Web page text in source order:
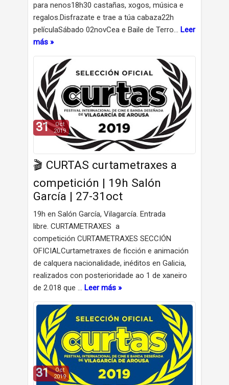
para nenos18h30 castañas, xogos, música e
regalos.Disfrazate e trae a túa cabaza22h
películaSábado 02novCea e Baile de Terro… Leer
más »
🎬 CURTAS curtametraxes a
competición | 19h Salón
García | 27-31oct
19h en Salón García, Vilagarcía. Entrada
libre. CURTAMETRAXES a
competición CURTAMETRAXES SECCIÓN
OFICIALCurtametraxes de ficción e animación
de calquera nacionalidade, inéditos en Galicia,
realizados con posterioridade ao 1 de xaneiro
de 2.018 que … Leer más »
31
Oct
2019
31
Oct
2019